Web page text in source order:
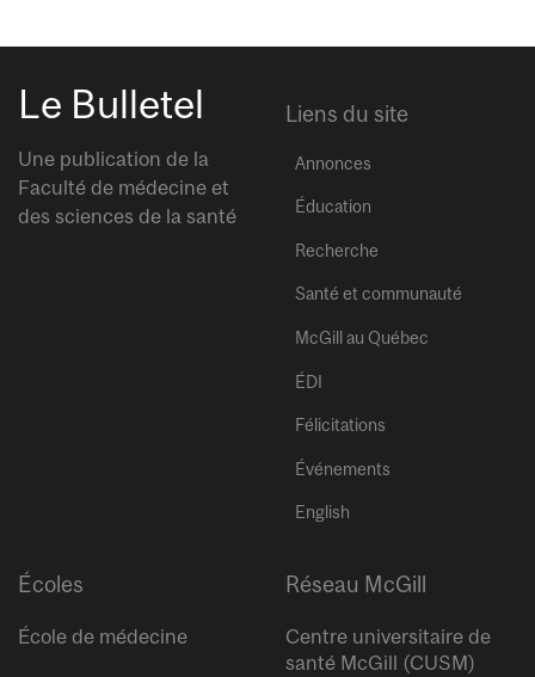
Le Bulletel
Une publication de la
Faculté de médecine et
des sciences de la santé
Liens du site
Annonces
Éducation
Recherche
Santé et communauté
McGill au Québec
ÉDI
Félicitations
Événements
English
Écoles
École de médecine
Réseau McGill
Centre universitaire de
santé McGill (CUSM)